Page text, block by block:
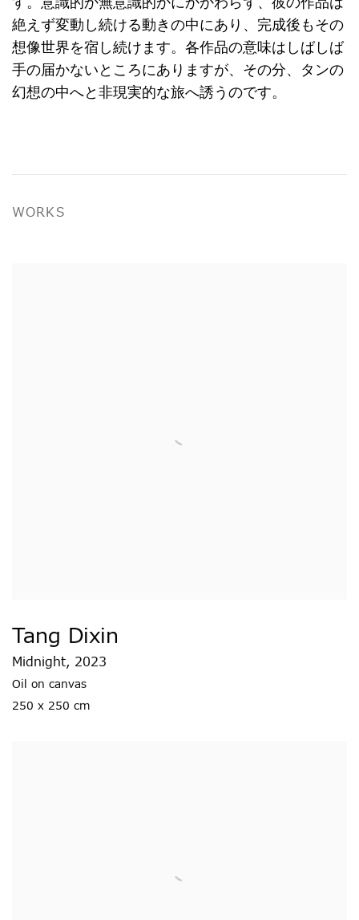
絶えず変動し続ける動きの中にあり、完成後もその
想像世界を宿し続けます。各作品の意味はしばしば
手の届かないところにありますが、その分、タンの
幻想の中へと非現実的な旅へ誘うのです。
WORKS
Tang Dixin
Midnight, 2023
Oil on canvas
250 x 250 cm